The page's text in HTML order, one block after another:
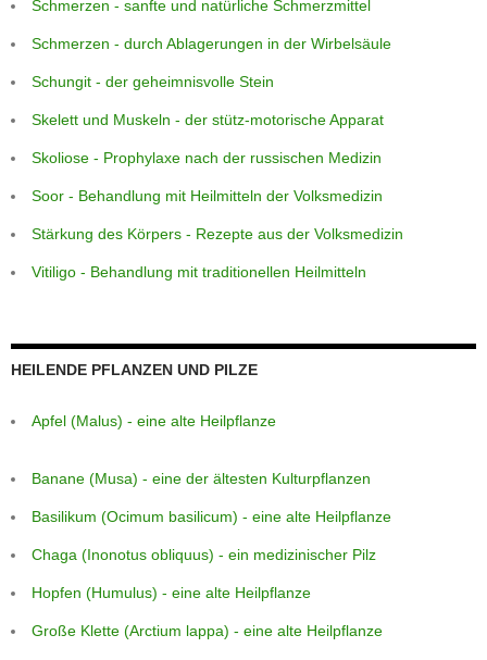
Schmerzen - sanfte und natürliche Schmerzmittel
Schmerzen - durch Ablagerungen in der Wirbelsäule
Schungit - der geheimnisvolle Stein
Skelett und Muskeln - der stütz-motorische Apparat
Skoliose - Prophylaxe nach der russischen Medizin
Soor - Behandlung mit Heilmitteln der Volksmedizin
Stärkung des Körpers - Rezepte aus der Volksmedizin
Vitiligo - Behandlung mit traditionellen Heilmitteln
HEILENDE PFLANZEN UND PILZE
Apfel (Malus) - eine alte Heilpflanze
Banane (Musa) - eine der ältesten Kulturpflanzen
Basilikum (Ocimum basilicum) - eine alte Heilpflanze
Chaga (Inonotus obliquus) - ein medizinischer Pilz
Hopfen (Humulus) - eine alte Heilpflanze
Große Klette (Arctium lappa) - eine alte Heilpflanze